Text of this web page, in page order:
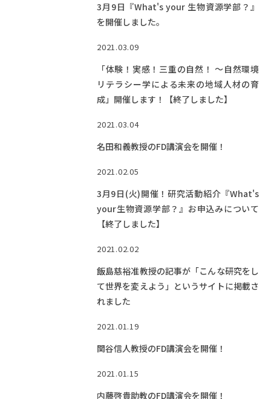
3月9日『What's your 生物資源学部？』
を開催しました。
2021.03.09
「体験！実感！三重の自然！ 〜自然環境
リテラシー学による未来の地域人材の育
成」開催します！【終了しました】
2021.03.04
名田和義教授のFD講演会を開催！
2021.02.05
3月9日(火)開催！研究活動紹介『What's
your生物資源学部？』お申込みについて
【終了しました】
2021.02.02
飯島慈裕准教授の記事が「こんな研究をし
て世界を変えよう」というサイトに掲載さ
れました
2021.01.19
関谷信人教授のFD講演会を開催！
2021.01.15
内藤啓貴助教のFD講演会を開催！